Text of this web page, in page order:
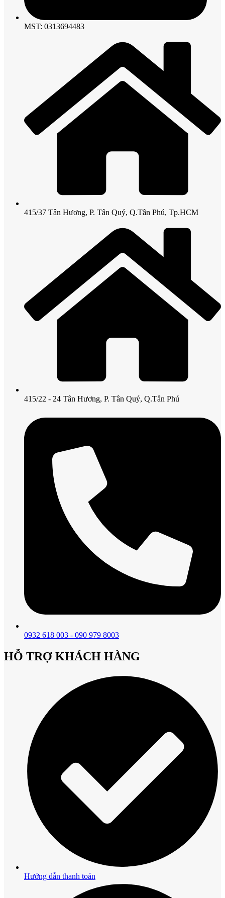
MST: 0313694483
415/37 Tân Hương, P. Tân Quý, Q.Tân Phú, Tp.HCM
415/22 - 24 Tân Hương, P. Tân Quý, Q.Tân Phú
0932 618 003 - 090 979 8003
HỖ TRỢ KHÁCH HÀNG
Hướng dẫn thanh toán